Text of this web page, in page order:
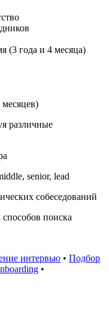
(3 года и 4 месяца)
различные
senior, lead
собеседований
поиска
интервью • Подбор
•